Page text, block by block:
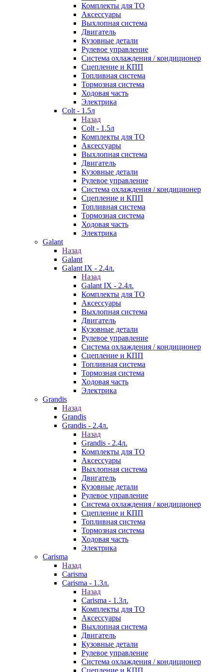
Комплекты для ТО
Аксессуары
Выхлопная система
Двигатель
Кузовные детали
Рулевое управление
Система охлаждения / кондиционер
Сцепление и КПП
Топливная система
Тормозная система
Ходовая часть
Электрика
Colt - 1.5л
Назад
Colt - 1.5л
Комплекты для ТО
Аксессуары
Выхлопная система
Двигатель
Кузовные детали
Рулевое управление
Система охлаждения / кондиционер
Сцепление и КПП
Топливная система
Тормозная система
Ходовая часть
Электрика
Galant
Назад
Galant
Galant IX - 2.4л.
Назад
Galant IX - 2.4л.
Комплекты для ТО
Аксессуары
Выхлопная система
Двигатель
Кузовные детали
Рулевое управление
Система охлаждения / кондиционер
Сцепление и КПП
Топливная система
Тормозная система
Ходовая часть
Электрика
Grandis
Назад
Grandis
Grandis - 2.4л.
Назад
Grandis - 2.4л.
Комплекты для ТО
Аксессуары
Выхлопная система
Двигатель
Кузовные детали
Рулевое управление
Система охлаждения / кондиционер
Сцепление и КПП
Топливная система
Тормозная система
Ходовая часть
Электрика
Carisma
Назад
Carisma
Carisma - 1.3л.
Назад
Carisma - 1.3л.
Комплекты для ТО
Аксессуары
Выхлопная система
Двигатель
Кузовные детали
Рулевое управление
Система охлаждения / кондиционер
Сцепление и КПП